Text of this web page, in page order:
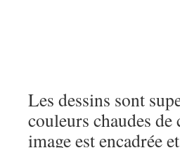
Les dessins sont
couleurs chaudes
image est encadrée